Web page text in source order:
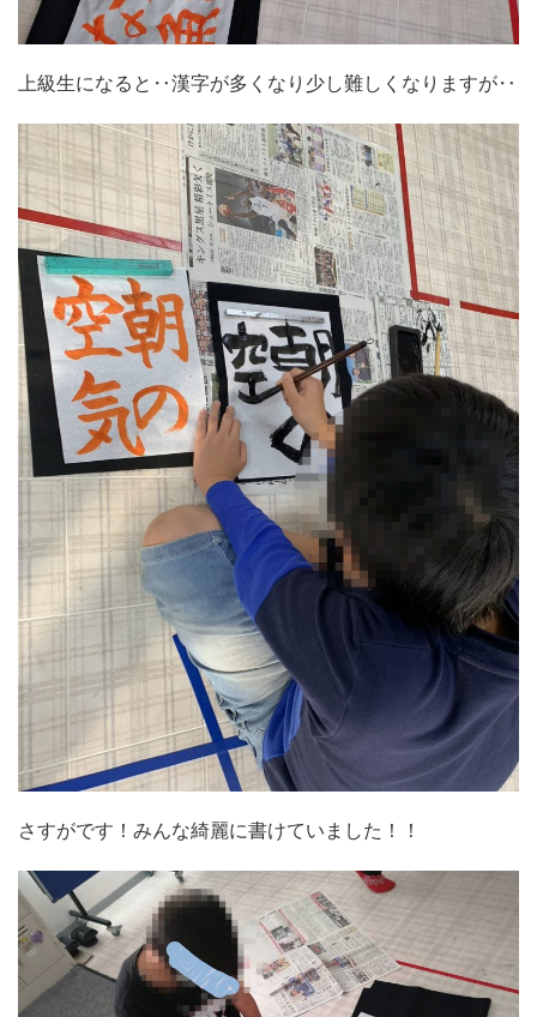
上級生になると‥漢字が多くなり少し難しくなりますが‥
さすがです！みんな綺麗に書けていました！！